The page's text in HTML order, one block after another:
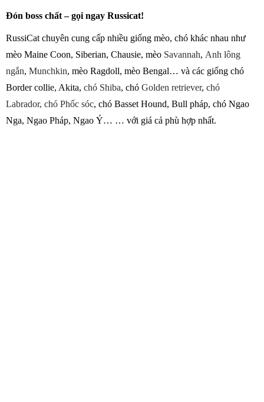
Đón boss chất – gọi ngay Russicat!
RussiCat chuyên cung cấp nhiều giống mèo, chó khác nhau như
mèo Maine Coon, Siberian, Chausie, mèo Savannah, Anh lông
ngắn, Munchkin, mèo Ragdoll, mèo Bengal… và các giống chó
Border collie, Akita, chó Shiba, chó Golden retriever, chó
Labrador, chó Phốc sóc, chó Basset Hound, Bull pháp, chó Ngao
Nga, Ngao Pháp, Ngao Ý… … với giá cả phù hợp nhất.